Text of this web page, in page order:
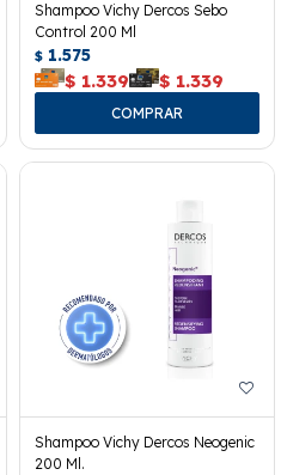
Shampoo Vichy Dercos Sebo
Control 200 Ml
$ 1.575
$ 1.339 $ 1.339
Shampoo Vichy Dercos Neogenic
200 Ml.